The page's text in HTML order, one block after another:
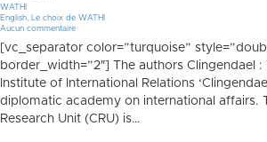
WATHI
English, Le choix de WATHI
Aucun commentaire
[vc_separator color=”turquoise”
border_width=”2″] The authors Clingendael
Institute of International Relations
diplomatic academy on international affairs.
Research Unit (CRU) is…